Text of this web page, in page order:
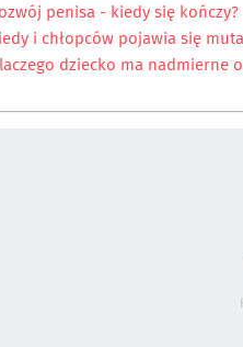
penisa - kiedy się kończy?
i chłopców pojawia się
dziecko ma nadmierne